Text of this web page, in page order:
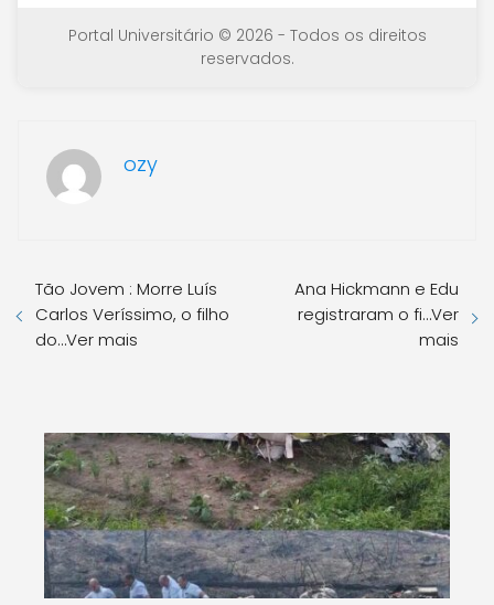
Portal Universitário © 2026 - Todos os direitos
reservados.
ozy
Tão Jovem : Morre Luís
Carlos Veríssimo, o filho
do…Ver mais
Ana Hickmann e Edu
registraram o fi…Ver
mais